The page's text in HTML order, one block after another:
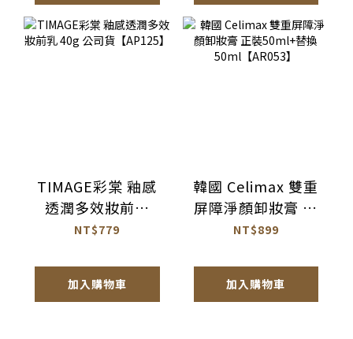
TIMAGE彩棠 釉感
透潤多效妝前乳
40g 公司貨
NT$779
加入購物車
韓國 Celimax 雙重
屏障淨顏卸妝膏 正
裝50ml+替換
NT$899
加入購物車